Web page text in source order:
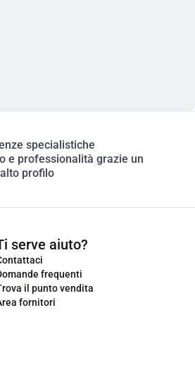
specialistiche
e professionalità grazie un
profilo
serve aiuto?
frequenti
il punto vendita
fornitori